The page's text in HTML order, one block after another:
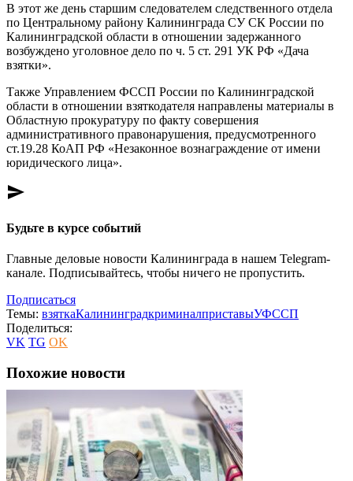
В этот же день старшим следователем следственного отдела
по Центральному району Калининграда СУ СК России по
Калининградской области в отношении задержанного
возбуждено уголовное дело по ч. 5 ст. 291 УК РФ «Дача
взятки».
Также Управлением ФССП России по Калининградской
области в отношении взяткодателя направлены материалы в
Областную прокуратуру по факту совершения
административного правонарушения, предусмотренного
ст.19.28 КоАП РФ «Незаконное вознаграждение от имени
юридического лица».
send
Будьте в курсе событий
Главные деловые новости Калининграда в нашем Telegram-
канале. Подписывайтесь, чтобы ничего не пропустить.
Подписаться
Темы: взяткаКалининградкриминалприставыУФССП
Поделиться:
VK TG OK
Похожие новости